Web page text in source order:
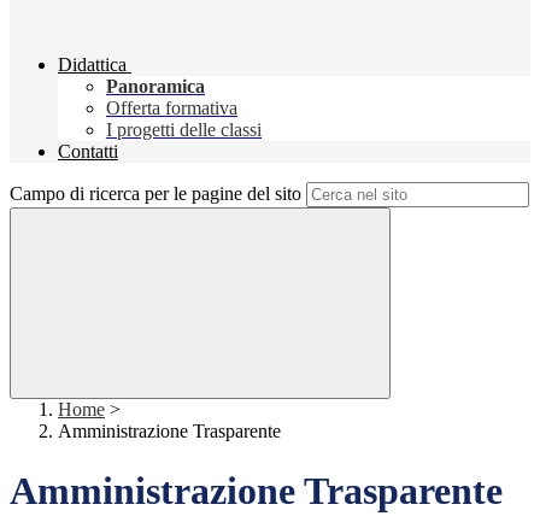
Didattica
Panoramica
Offerta formativa
I progetti delle classi
Contatti
Campo di ricerca per le pagine del sito
Home >
Amministrazione Trasparente
Amministrazione Trasparente